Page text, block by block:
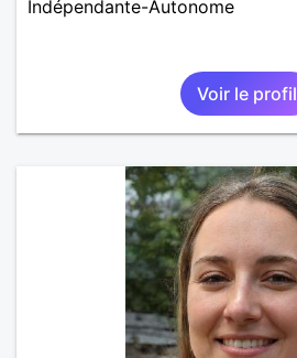
Indépendante-Autonome
Voir le profil